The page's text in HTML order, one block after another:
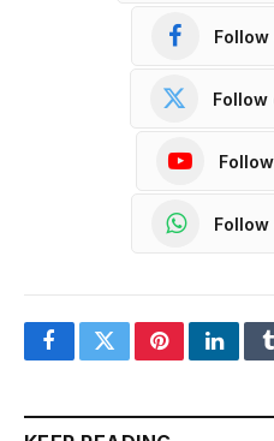
Follow
Follow
FacebookTwitterPinterest